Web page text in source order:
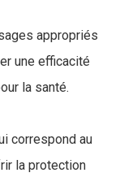
appropriés
une efficacité
la santé.
correspond au
la protection